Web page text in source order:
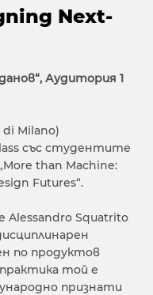
Next-
Аудитория 1
Milano)
със студентите
than Machine:
Futures“.
Squatrito
по продуктов
той е
признати